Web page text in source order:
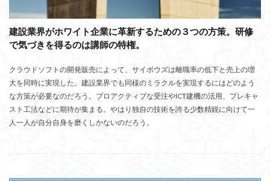
建設業界がホワイト企業に革新するための３つの方策。研修
で気づきを得るのは講師の特権。
クラウドソフトの開発販売によって、サイボウズは離職率の低下と売上の増
大を同時に実現した。建設業界でも同様のミラクルを実現するにはどのよう
な方策が必要なのだろう。プロアクティブな受注やICT建機の活用、プレキャ
スト工法などに期待が集まる。やはり独自の技術を誇る少数精鋭に向けて一
人一人が自分自身を磨くしかないのだろう。